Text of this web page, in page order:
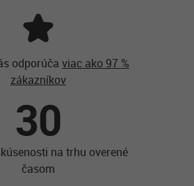
odporúča viac ako 97 %
zákazníkov
30
na trhu overené
časom